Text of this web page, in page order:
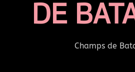
DE
Champs de